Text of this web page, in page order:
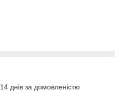
днів за домовленістю